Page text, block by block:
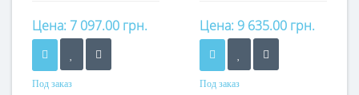
Цена: 7 097.00 грн.
Под заказ
Цена: 9 635.00 грн.
Под заказ